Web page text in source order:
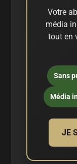
Votre
média
tout en
Sans
Média
JE